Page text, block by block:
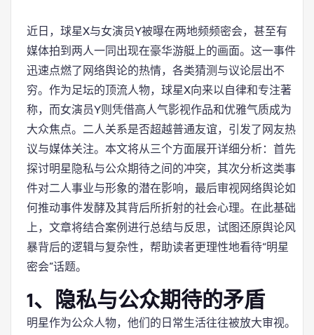
近日，球星X与女演员Y被曝在两地频频密会，甚至有
媒体拍到两人一同出现在豪华游艇上的画面。这一事件
迅速点燃了网络舆论的热情，各类猜测与议论层出不
穷。作为足坛的顶流人物，球星X向来以自律和专注著
称，而女演员Y则凭借高人气影视作品和优雅气质成为
大众焦点。二人关系是否超越普通友谊，引发了网友热
议与媒体关注。本文将从三个方面展开详细分析：首先
探讨明星隐私与公众期待之间的冲突，其次分析这类事
件对二人事业与形象的潜在影响，最后审视网络舆论如
何推动事件发酵及其背后所折射的社会心理。在此基础
上，文章将结合案例进行总结与反思，试图还原舆论风
暴背后的逻辑与复杂性，帮助读者更理性地看待“明星
密会”话题。
1、隐私与公众期待的矛盾
明星作为公众人物，他们的日常生活往往被放大审视。